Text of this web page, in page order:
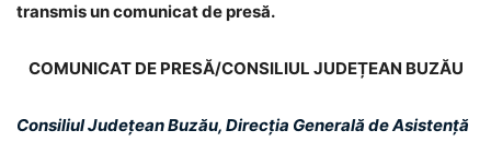
transmis un comunicat de presă.
COMUNICAT DE PRESĂ/CONSILIUL JUDEȚEAN BUZĂU
Consiliul Județean Buzău, Direcția Generală de Asistență